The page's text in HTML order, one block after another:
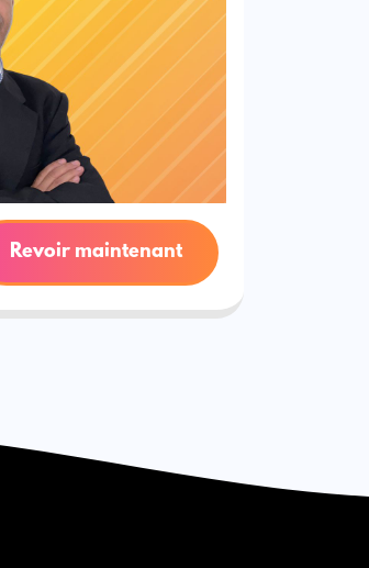
Revoir maintenant